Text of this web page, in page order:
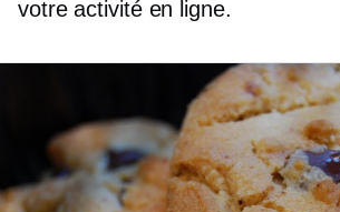
votre activité en ligne.